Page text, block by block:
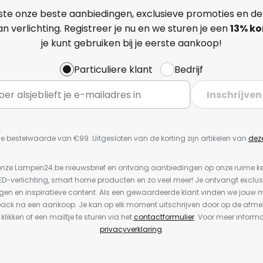
onze beste aanbiedingen, exclusieve promoties en
verlichting. Registreer je nu en we sturen je een13%
je kunt gebruiken bij je eerste aankoop!
Particuliere klant
Bedrijf
Inschrijven
bestelwaarde van €99. Uitgesloten van de korting zijn artikelen van
Lampen24.be nieuwsbrief en ontvang aanbiedingen op onze ruime
verlichting, smart home producten en zo veel meer! Je ontvangt
en inspiratieve content. Als een gewaardeerde klant vinden we jouw
na een aankoop. Je kan op elk moment uitschrijven door op de
of een mailtje te sturen via hetcontactformulier. Voor meer
privacyverklaring.